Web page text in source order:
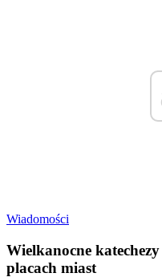
Wiadomości
Wielkanocne
placach miast